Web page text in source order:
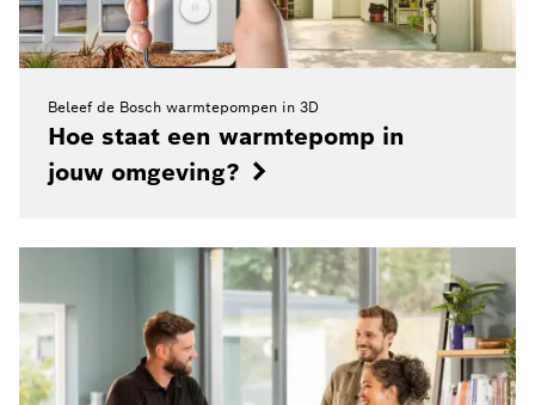
Beleef de Bosch warmtepompen in 3D
Hoe staat een warmtepomp in
jouw omgeving?